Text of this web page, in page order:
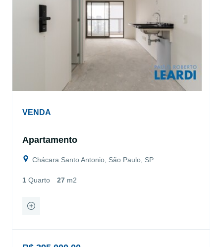
VENDA
Apartamento
Chácara Santo Antonio, São Paulo, SP
1 Quarto 27 m2